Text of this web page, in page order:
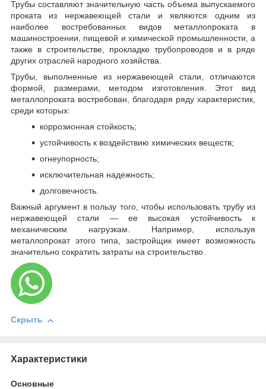
Трубы составляют значительную часть объема выпускаемого
проката из нержавеющей стали и являются одним из
наиболее востребованных видов металлопроката в
машиностроении, пищевой и химической промышленности, а
также в строительстве, прокладке трубопроводов и в ряде
других отраслей народного хозяйства.
Трубы, выполненные из нержавеющей стали, отличаются
формой, размерами, методом изготовления. Этот вид
металлопроката востребован, благодаря ряду характеристик,
среди которых:
коррозионная стойкость;
устойчивость к воздействию химических веществ;
огнеупорность;
исключительная надежность;
долговечность.
Важный аргумент в пользу того, чтобы использовать трубу из
нержавеющей стали — ее высокая устойчивость к
механическим нагрузкам. Например, используя
металлопрокат этого типа, застройщик имеет возможность
значительно сократить затраты на строительство.
Скрыть
Характеристики
Основные